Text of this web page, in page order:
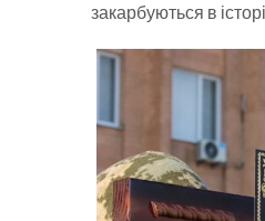
закарбуються в